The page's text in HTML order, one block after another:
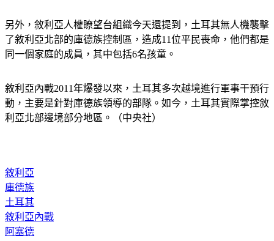
另外，敘利亞人權瞭望台組織今天還提到，土耳其無人機襲擊
了敘利亞北部的庫德族控制區，造成11位平民喪命，他們都是
同一個家庭的成員，其中包括6名孩童。
敘利亞內戰2011年爆發以來，土耳其多次越境進行軍事干預行
動，主要是針對庫德族領導的部隊。如今，土耳其實際掌控敘
利亞北部邊境部分地區。（中央社）
敘利亞
庫德族
土耳其
敘利亞內戰
阿塞德